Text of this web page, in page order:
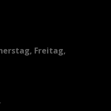
Freitag,